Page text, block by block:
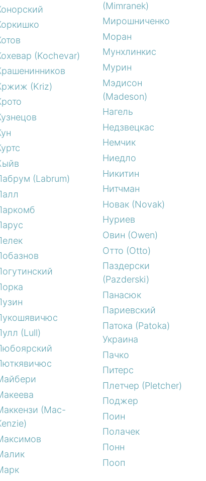
(Kochevar)
(Kriz)
(Labrum)
(Lull)
(Mac-
(Mimranek)
Мирошниченко
Моран
Мунхлинкис
Мурин
Мэдисон
(Madeson)
Нагель
Недзвецкас
Немчик
Ниедло
Никитин
Нитчман
Новак (Novak)
Нуриев
Овин (Owen)
Отто (Otto)
Паздерски
(Pazderski)
Панасюк
Париевский
Патока (Patoka)
Украина
Пачко
Питерс
Плетчер (Pletcher)
Поджер
Поин
Полачек
Понн
Пооп